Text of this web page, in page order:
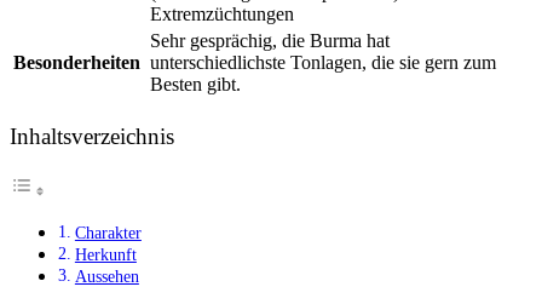
Extremzüchtungen
Besonderheiten
Sehr gesprächig, die Burma hat
unterschiedlichste Tonlagen, die sie gern zum
Besten gibt.
Inhaltsverzeichnis
Charakter
Herkunft
Aussehen